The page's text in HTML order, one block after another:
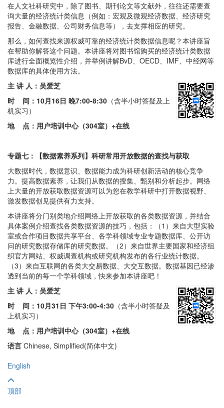
在人文社科研究中，除了图书、期刊论文等文献外，往往还需要查
询大量的经济统计类信息（例如：宏观及微观经济数据、经济研究
报告、金融数据、公司财务信息等），去支撑相应的研究。
那么，如何查找来源权威可靠的经济统计类数据信息呢？本讲座旨
在帮助你解答这个问题。本讲座将对图书馆购买的经济统计类数据
库进行全面概览性介绍，并举例讲解BvD、OECD、IMF、中经网等
数据库的具体使用方法。
主 讲 人：吴爱芝
时 间： 10月16日 晚7:00-8:30 （含半小时答疑及上
机实习）
地 点：用户培训中心（304室）+在线
专题七：【数据素养系列】科研常用开放数据的查找与获取
大数据时代，数据意识、数据能力成为科研创新活动的核心竞争
力。提高数据素养，让我们从数据的搜集、甄别和分析起步。网络
上大量的开放获取数据资源可以为您在教学科研中打开数据视野、
激发数据创见提供有力支持。
本讲座将分门别类地介绍网络上开放获取的各类数据资源，并结合
具体案例介绍查找各类数据资源的技巧，包括：（1）来自大型实验
室或合作项目数据共享平台、各学科领域专业专题数据库、公开访
问的研究数据存储库的研究数据。（2）来自世界主要国家和经济组
织官方网站、权威调查机构或研究机构发布的各行业统计数据。
（3）来自互联网的各类大交易数据、大交互数据。数据基因已经渗
透到当前的每一个学科领域，快来参加本讲座吧！
主 讲 人：吴爱芝
时 间： 10月31日 下午3:00-4:30 （含半小时答疑及
上机实习）
地 点：用户培训中心（304室）+在线
语言 Chinese, Simplified(简体中文)
English
顶部